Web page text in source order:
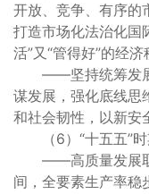
开放、竞争、有序的
打造市场化法治化国
活”又“管得好”的经济
——坚持统筹发展
谋发展，强化底线思
和社会韧性，以新安
（6）“十五五”时
——高质量发展取
间，全要素生产率稳